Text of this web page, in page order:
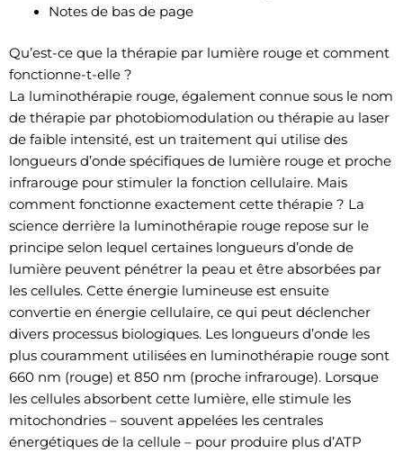
Notes de bas de page
Qu’est-ce que la thérapie par lumière rouge et comment
fonctionne-t-elle ?
La luminothérapie rouge, également connue sous le nom
de thérapie par photobiomodulation ou thérapie au laser
de faible intensité, est un traitement qui utilise des
longueurs d’onde spécifiques de lumière rouge et proche
infrarouge pour stimuler la fonction cellulaire. Mais
comment fonctionne exactement cette thérapie ? La
science derrière la luminothérapie rouge repose sur le
principe selon lequel certaines longueurs d’onde de
lumière peuvent pénétrer la peau et être absorbées par
les cellules. Cette énergie lumineuse est ensuite
convertie en énergie cellulaire, ce qui peut déclencher
divers processus biologiques. Les longueurs d’onde les
plus couramment utilisées en luminothérapie rouge sont
660 nm (rouge) et 850 nm (proche infrarouge). Lorsque
les cellules absorbent cette lumière, elle stimule les
mitochondries – souvent appelées les centrales
énergétiques de la cellule – pour produire plus d’ATP